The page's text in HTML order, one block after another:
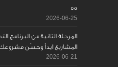
55
2026-06-25
المرحلة الثانية من البرنامج
المشاريع ابدأ وحسّن مشروعك
2026-06-21